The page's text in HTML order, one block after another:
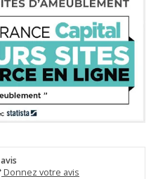
avis
Donnez votre avis